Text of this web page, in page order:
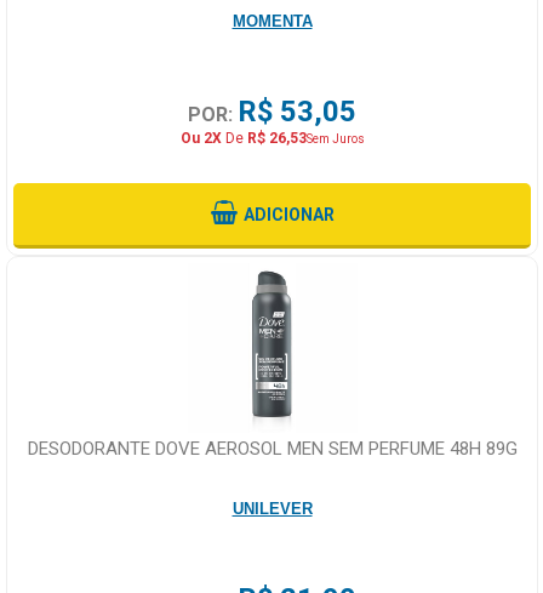
MOMENTA
POR: R$ 53,05
Ou 2XDe R$ 26,53Sem Juros
ADICIONAR
DESODORANTE DOVE AEROSOL MEN SEM PERFUME 48H 89G
UNILEVER